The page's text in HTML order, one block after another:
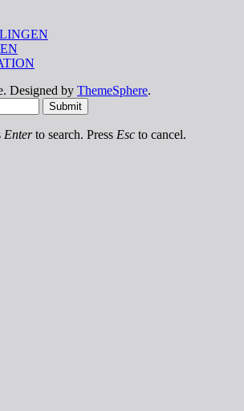
Designed by ThemeSphere.
Submit
Enterto search. Press Esc to cancel.